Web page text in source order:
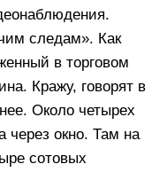
следам». Как
в торговом
Кражу, говорят в
Около четырех
через окно. Там на
сотовых